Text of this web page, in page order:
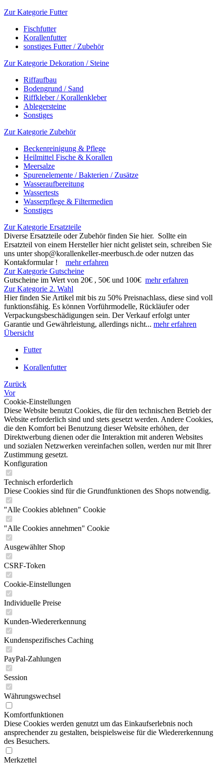
Zur Kategorie Futter
Fischfutter
Korallenfutter
sonstiges Futter / Zubehör
Zur Kategorie Dekoration / Steine
Riffaufbau
Bodengrund / Sand
Riffkleber / Korallenkleber
Ablegersteine
Sonstiges
Zur Kategorie Zubehör
Beckenreinigung & Pflege
Heilmittel Fische & Korallen
Meersalze
Spurenelemente / Bakterien / Zusätze
Wasseraufbereitung
Wassertests
Wasserpflege & Filtermedien
Sonstiges
Zur Kategorie Ersatzteile
Diverse Ersatzteile oder Zubehör finden Sie hier. Sollte ein
Ersatzteil von einem Hersteller hier nicht gelistet sein, schreiben Sie
uns unter shop@korallenkeller-meerbusch.de oder nutzen das
Kontakformular ! mehr erfahren
Zur Kategorie Gutscheine
Gutscheine im Wert von 20€ , 50€ und 100€ mehr erfahren
Zur Kategorie 2. Wahl
Hier finden Sie Artikel mit bis zu 50% Preisnachlass, diese sind voll
funktionsfähig. Es können Vorführmodelle, Rückläufer oder
Verpackungsbeschädigungen sein. Der Verkauf erfolgt unter
Garantie und Gewährleistung, allerdings nicht... mehr erfahren
Übersicht
Futter
Korallenfutter
Zurück
Vor
Cookie-Einstellungen
Diese Website benutzt Cookies, die für den technischen Betrieb der
Website erforderlich sind und stets gesetzt werden. Andere Cookies,
die den Komfort bei Benutzung dieser Website erhöhen, der
Direktwerbung dienen oder die Interaktion mit anderen Websites
und sozialen Netzwerken vereinfachen sollen, werden nur mit Ihrer
Zustimmung gesetzt.
Konfiguration
Technisch erforderlich
Diese Cookies sind für die Grundfunktionen des Shops notwendig.
"Alle Cookies ablehnen" Cookie
"Alle Cookies annehmen" Cookie
Ausgewählter Shop
CSRF-Token
Cookie-Einstellungen
Individuelle Preise
Kunden-Wiedererkennung
Kundenspezifisches Caching
PayPal-Zahlungen
Session
Währungswechsel
Komfortfunktionen
Diese Cookies werden genutzt um das Einkaufserlebnis noch
ansprechender zu gestalten, beispielsweise für die Wiedererkennung
des Besuchers.
Merkzettel